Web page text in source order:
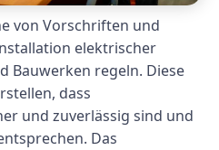
von Vorschriften und
elektrischer
Bauwerken regeln. Diese
dass
und zuverlässig sind und
Das